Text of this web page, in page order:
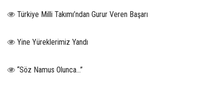
Türkiye Milli Takımı’ndan Gurur Veren Başarı
Yine Yüreklerimiz Yandı
“Söz Namus Olunca…”